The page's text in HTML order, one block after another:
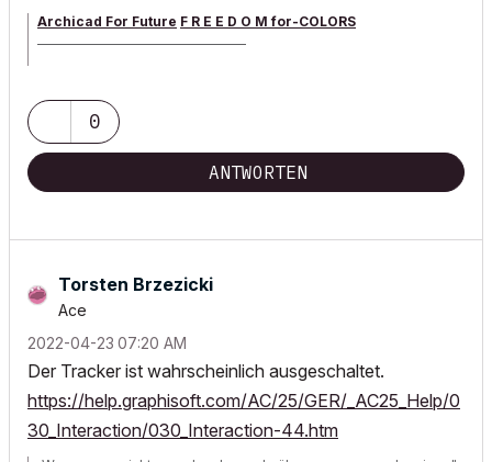
Archicad For Future F R E E D O M for-COLORS
0
ANTWORTEN
Torsten Brzezicki
Ace
‎2022-04-23 07:20 AM
Der Tracker ist wahrscheinlich ausgeschaltet.
https://help.graphisoft.com/AC/25/GER/_AC25_Help/0
30_Interaction/030_Interaction-44.htm